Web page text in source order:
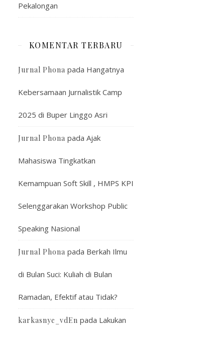
Pekalongan
KOMENTAR TERBARU
Jurnal Phona pada Hangatnya
Kebersamaan Jurnalistik Camp
2025 di Buper Linggo Asri
Jurnal Phona pada Ajak
Mahasiswa Tingkatkan
Kemampuan Soft Skill , HMPS KPI
Selenggarakan Workshop Public
Speaking Nasional
Jurnal Phona pada Berkah Ilmu
di Bulan Suci: Kuliah di Bulan
Ramadan, Efektif atau Tidak?
karkasnye_vdEn pada Lakukan